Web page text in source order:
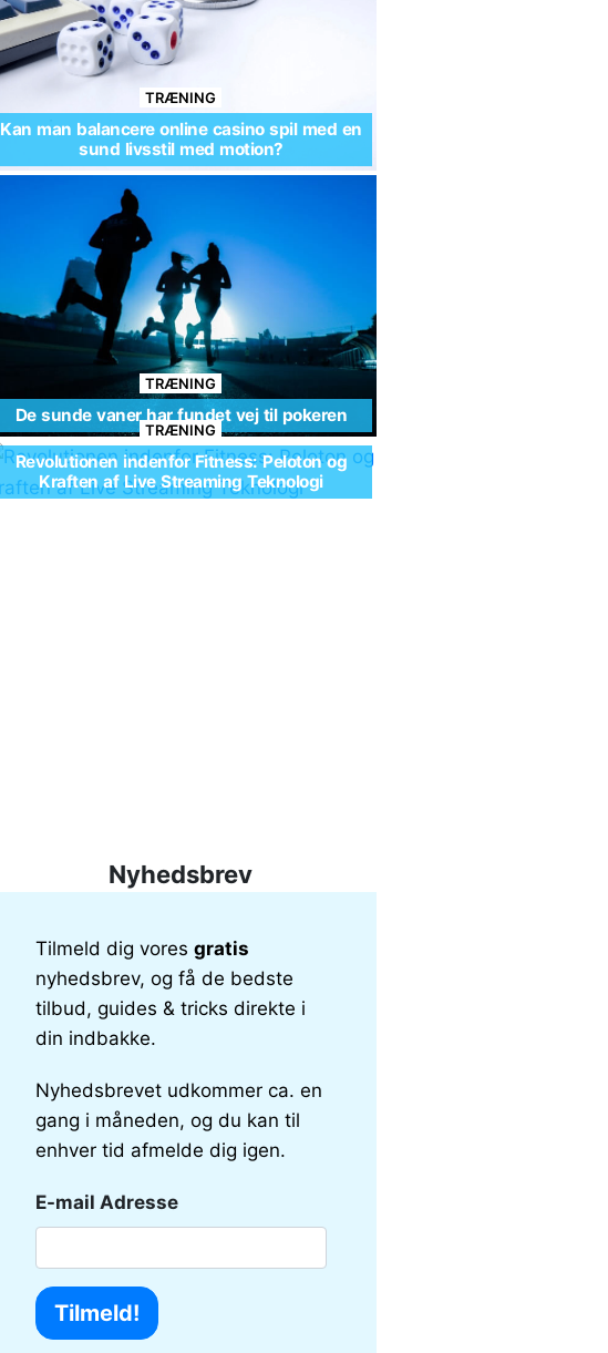
TRÆNING
Kan man balancere online casino spil med en
sund livsstil med motion?
TRÆNING
De sunde vaner har fundet vej til pokeren
TRÆNING
Revolutionen indenfor Fitness: Peloton og
Kraften af Live Streaming Teknologi
Nyhedsbrev
Tilmeld dig vores gratis
nyhedsbrev, og få de bedste
tilbud, guides & tricks direkte i
din indbakke.
Nyhedsbrevet udkommer ca. en
gang i måneden, og du kan til
enhver tid afmelde dig igen.
E-mail Adresse